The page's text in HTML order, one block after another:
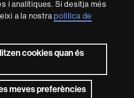
i analítiques. Si desitja més
a la nostrapolítica de
cookies quan és
meves preferències
Euraxess
el finançament de
web Mapa del web UAB